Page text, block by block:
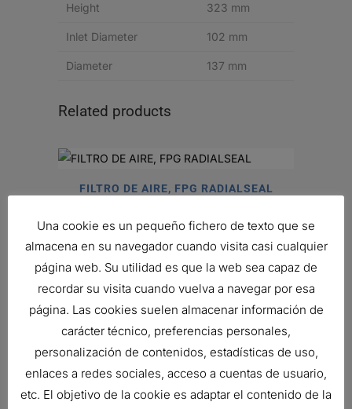
Height 323 mm
Inlet Diameter 102 mm
Diameter 137 mm
Related products
FILTRO DE AIRE, FPG RADIALSEAL
Ref:G100280
FILTRO DE AIRE, EPG RADIALSEAL
Ref:G150144
Ref:G140323
Una cookie es un pequeño fichero de texto que se
almacena en su navegador cuando visita casi cualquier
página web. Su utilidad es que la web sea capaz de
recordar su visita cuando vuelva a navegar por esa
página. Las cookies suelen almacenar información de
carácter técnico, preferencias personales,
personalización de contenidos, estadísticas de uso,
enlaces a redes sociales, acceso a cuentas de usuario,
etc. El objetivo de la cookie es adaptar el contenido de la